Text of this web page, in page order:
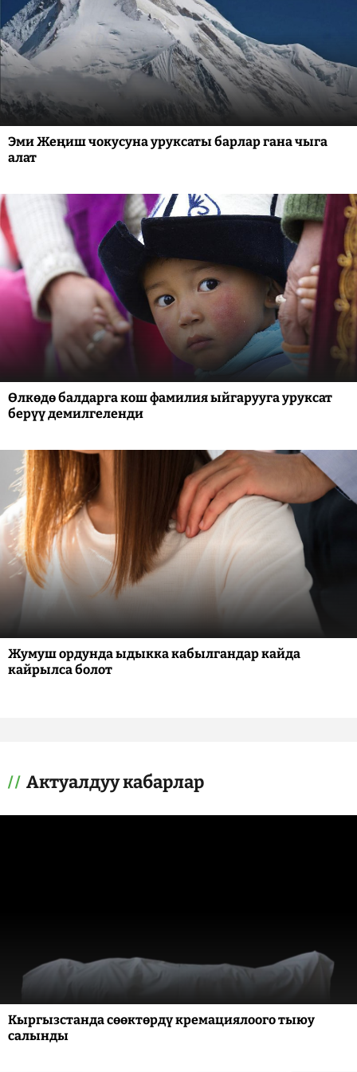
Эми Жеңиш чокусуна уруксаты барлар гана чыга
алат
Өлкөдө балдарга кош фамилия ыйгарууга уруксат
берүү демилгеленди
Жумуш ордунда ыдыкка кабылгандар кайда
кайрылса болот
Актуалдуу кабарлар
Кыргызстанда сөөктөрдү кремациялоого тыюу
салынды